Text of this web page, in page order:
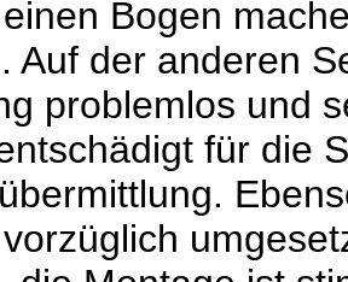
Bogen
Auf der anderen
problemlos und
für die